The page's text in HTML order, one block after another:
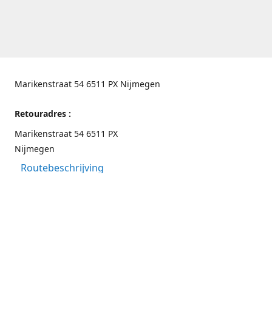
Marikenstraat 54 6511 PX Nijmegen
Retouradres :
Marikenstraat 54 6511 PX
Nijmegen
Routebeschrijving